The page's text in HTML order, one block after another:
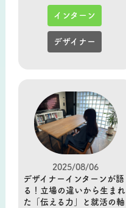
インターン
デザイナー
2025/08/06
デザイナーインターンが語
る！立場の違いから生まれ
た「伝える力」と就活の軸